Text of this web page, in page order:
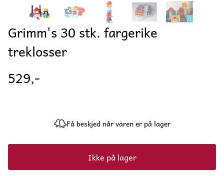
Grimm's 30 stk. fargerike
treklosser
529,-
Få beskjed når varen er på lager
Ikke på lager